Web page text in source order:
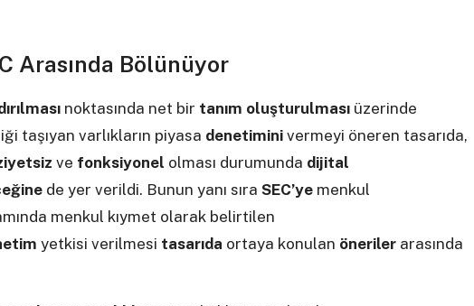
Arasında Bölünüyor
noktasında net bir tanım oluşturulması üzerinde
taşıyan varlıkların piyasa denetimini vermeyi öneren tasarıda,
ve fonksiyonel olması durumunda dijital
de yer verildi. Bunun yanı sıra SEC’ye menkul
menkul kıymet olarak belirtilen
yetkisi verilmesi tasarıda ortaya konulan öneriler arasında